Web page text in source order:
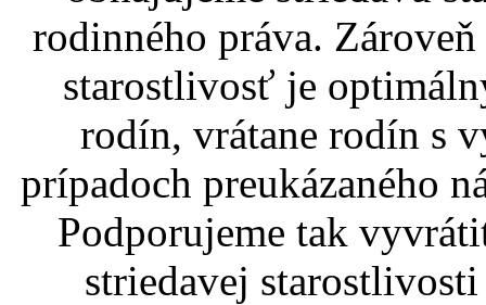
rodinného práva.
starostlivosť je
rodín, vrátane rodín s
prípadoch preukázaného
Podporujeme tak
striedavej